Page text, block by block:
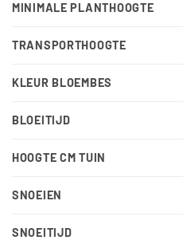
MINIMALE PLANTHOOGTE
TRANSPORTHOOGTE
KLEUR BLOEMBES
BLOEITIJD
HOOGTE CM TUIN
SNOEIEN
SNOEITIJD